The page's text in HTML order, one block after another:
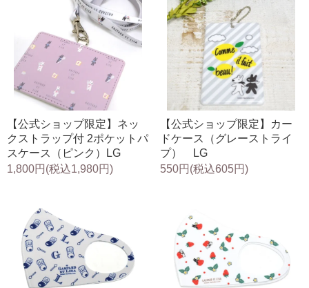
【公式ショップ限定】ネッ
クストラップ付 2ポケットパ
スケース（ピンク）LG
1,800円(税込1,980円)
【公式ショップ限定】カー
ドケース（グレーストライ
プ） LG
550円(税込605円)